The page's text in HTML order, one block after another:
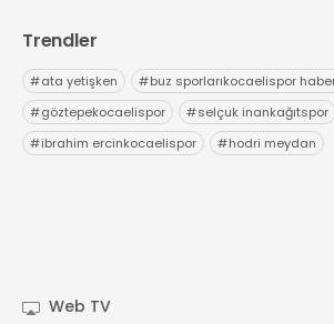
Trendler
#ata yetişken #buz sporlarıkocaelispor
#göztepekocaelispor #selçuk inankağıtspor
#ibrahim ercinkocaelispor #hodri meydan
Web TV